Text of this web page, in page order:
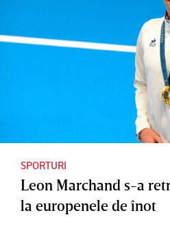
SPORTURI
Leon Marchand s-a
la europenele de înot